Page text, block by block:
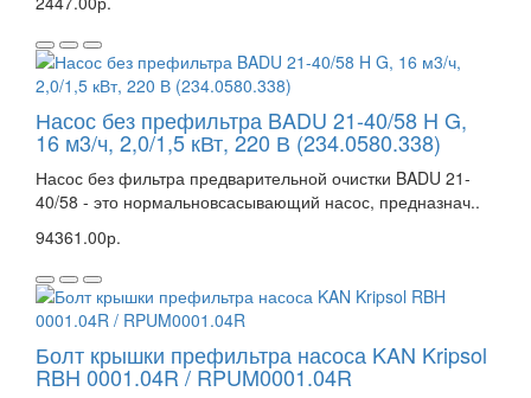
Насос без префильтра BADU 21-40/58 H G,
16 м3/ч, 2,0/1,5 кВт, 220 В (234.0580.338)
Насос без фильтра предварительной очистки BADU 21-
40/58 - это нормальновсасывающий насос, предназнач..
94361.00р.
Болт крышки префильтра насоса KAN Kripsol
RBH 0001.04R / RPUM0001.04R